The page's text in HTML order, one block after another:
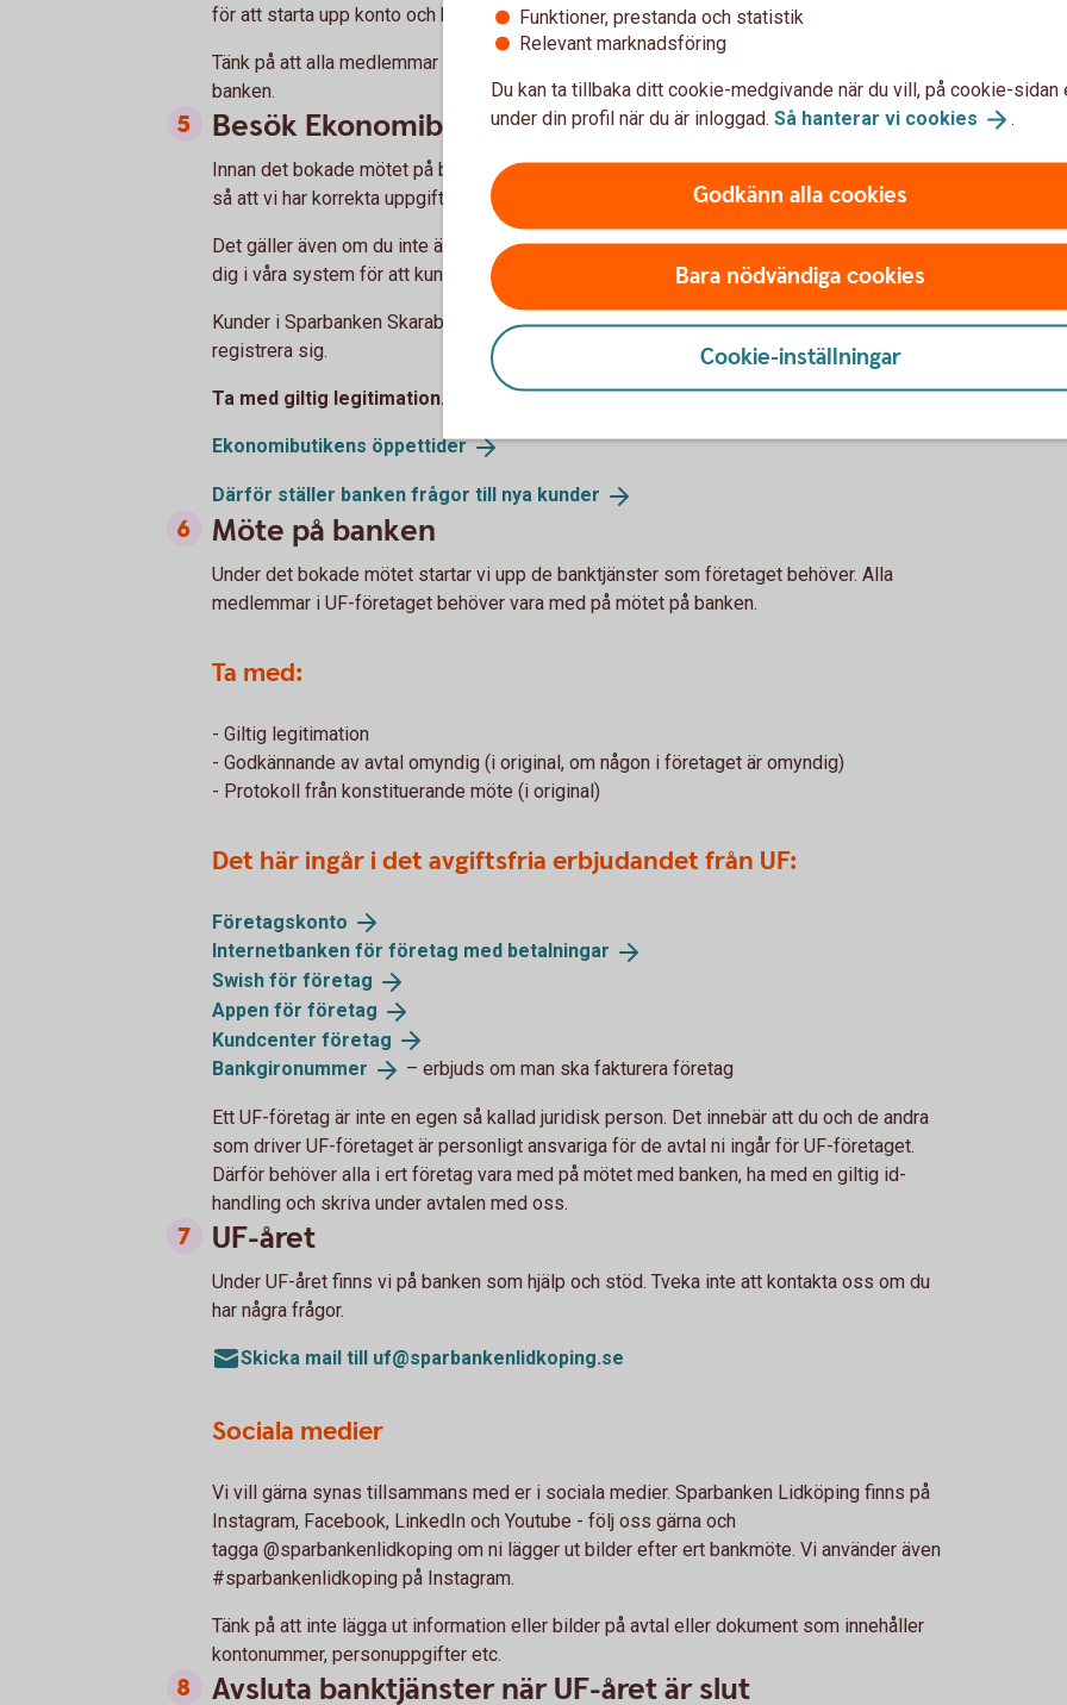
för att starta upp konto och banktjänster.
Tänk på att alla medlemmar i UF-företaget behöver vara med på det bokade mötet på
banken.
Besök Ekonomibutiken innan mötet
Innan det bokade mötet på banken behöver du/ni besöka vår Ekonomibutik för att se till
så att vi har korrekta uppgifter om dig som kund.
Det gäller även om du inte är kund i Sparbanken Lidköping idag. Då behöver vi registrera
dig i våra system för att kunna starta upp konto och banktjänster till UF-företaget.
Kunder i Sparbanken Skaraborg, Åse Viste Sparbank och Swedbank behöver också
registrera sig.
Ta med giltig legitimation.
Ekonomibutikens öppettider
Därför ställer banken frågor till nya kunder
Möte på banken
Under det bokade mötet startar vi upp de banktjänster som företaget behöver. Alla
medlemmar i UF-företaget behöver vara med på mötet på banken.
Ta med:
- Giltig legitimation
- Godkännande av avtal omyndig (i original, om någon i företaget är omyndig)
- Protokoll från konstituerande möte (i original)
Det här ingår i det avgiftsfria erbjudandet från UF:
Företagskonto
Internetbanken för företag med betalningar
Swish för företag
Appen för företag
Kundcenter företag
Bankgironummer
– erbjuds om man ska fakturera företag
Ett UF-företag är inte en egen så kallad juridisk person. Det innebär att du och de andra
som driver UF-företaget är personligt ansvariga för de avtal ni ingår för UF-företaget.
Därför behöver alla i ert företag vara med på mötet med banken, ha med en giltig id-
handling och skriva under avtalen med oss.
UF-året
Under UF-året finns vi på banken som hjälp och stöd. Tveka inte att kontakta oss om du
har några frågor.
Skicka mail till uf@sparbankenlidkoping.se
Sociala medier
Vi vill gärna synas tillsammans med er i sociala medier. Sparbanken Lidköping finns på
Instagram, Facebook, LinkedIn och Youtube - följ oss gärna och
tagga @sparbankenlidkoping om ni lägger ut bilder efter ert bankmöte. Vi använder även
#sparbankenlidkoping på Instagram.
Tänk på att inte lägga ut information eller bilder på avtal eller dokument som innehåller
kontonummer, personuppgifter etc.
Avsluta banktjänster när UF-året är slut
Funktioner, prestanda och statistik
Relevant marknadsföring
Du kan ta tillbaka ditt cookie-medgivande när du vill, på cookie-sidan
under din profil när du är inloggad. Så hanterar vi cookies .
Godkänn alla cookies
Bara nödvändiga cookies
Cookie-inställningar